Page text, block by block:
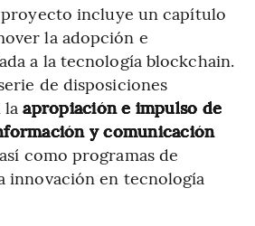
incluye un capítulo
la adopción e
a la tecnología blockchain.
de disposiciones
laapropiación e impulso de
y comunicación
así como programas de
innovación en tecnología